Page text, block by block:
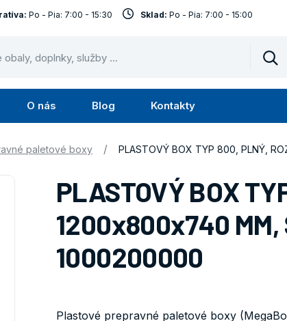
Submenu
Služby
O nás
Submenu
Blog Kontakty
Po - Pia: 7:00 - 15:30 Sklad: Po - Pia: 7:00 - 15:00
paletové boxy / PLASTOVÝ BOX TYP 800, PLNÝ,
PLASTOVÝ BOX
1200x800x740 MM,
1000200000
Plastové prepravné paletové boxy